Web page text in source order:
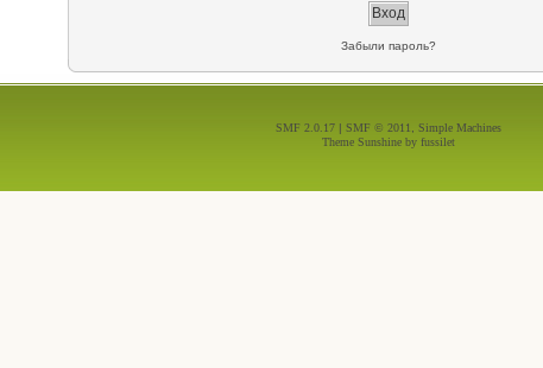
Забыли пароль?
SMF 2.0.17 | SMF © 2011
Simple Machines
Theme Sunshine by fussilet